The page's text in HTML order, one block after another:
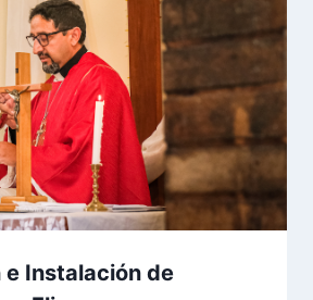
e Instalación de